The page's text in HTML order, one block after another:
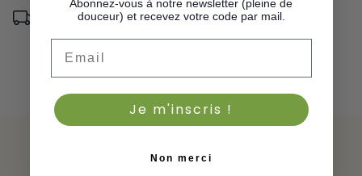
France :2-3 jours ouvrés
Abonnez-vous à notre newsletter (pleine de
douceur) et recevez votre code par mail.
Je m'inscris !
Non merci